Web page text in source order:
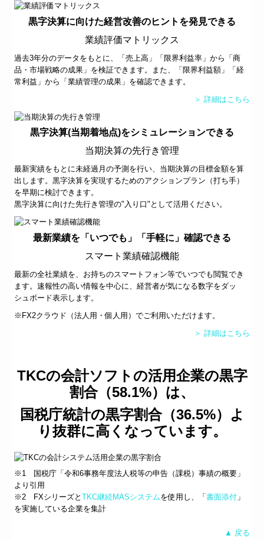
黒字決算に向けた経営改善のヒントを発見できる
業績評価マトリックス
過去3年分のデータをもとに、「売上高」「限界利益率」から「商
品・市場戦略の成果」を検証できます。また、「限界利益額」「経
常利益」から「業績管理の成果」を確認できます。
＞ 詳細はこちら
黒字決算(当期着地点)をシミュレーションできる
当期決算の先行き管理
最新実績をもとに未経過月の予測を行い、当期決算の目標金額を算
出します。黒字決算を実現するためのアクションプラン（打ち手）
を早期に検討できます。
黒字決算に向けた先行き管理の"入り口"として活用ください。
最新業績を「いつでも」「手軽に」確認できる
スマート業績確認機能
最新の全社業績を、お持ちのスマートフォン等でいつでも閲覧でき
ます。速報性の高い情報を中心に、経営者が気になる数字をダッ
シュボード表示します。
※FX2クラウド（法人用・個人用）でご利用いただけます。
＞ 詳細はこちら
TKCの会計ソフトの活用企業の黒字
割合（58.1%）は、
国税庁統計の黒字割合（36.5%）よ
り抜群に高くなっています。
※1 国税庁「令和6事務年度法人税等の申告（課税）事績の概要」
より引用
※2 FXシリーズとTKC継続MASシステムを使用し、「書面添付 」
を実施している企業を集計
▲ 戻る